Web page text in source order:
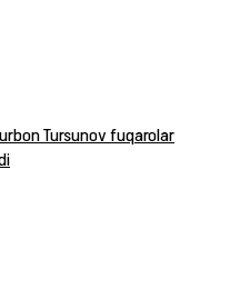
Tursunov fuqarolar